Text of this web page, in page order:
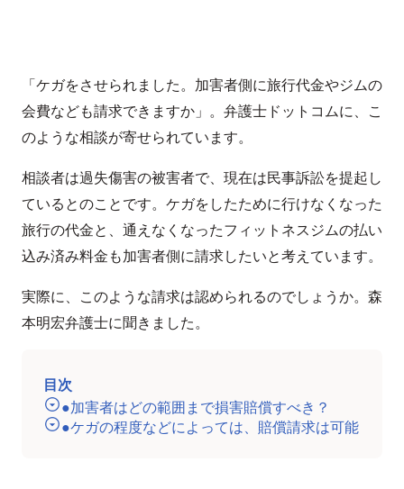
「ケガをさせられました。加害者側に旅行代金やジムの
会費なども請求できますか」。弁護士ドットコムに、こ
のような相談が寄せられています。
相談者は過失傷害の被害者で、現在は民事訴訟を提起し
ているとのことです。ケガをしたために行けなくなった
旅行の代金と、通えなくなったフィットネスジムの払い
込み済み料金も加害者側に請求したいと考えています。
実際に、このような請求は認められるのでしょうか。森
本明宏弁護士に聞きました。
目次
●加害者はどの範囲まで損害賠償すべき？
●ケガの程度などによっては、賠償請求は可能